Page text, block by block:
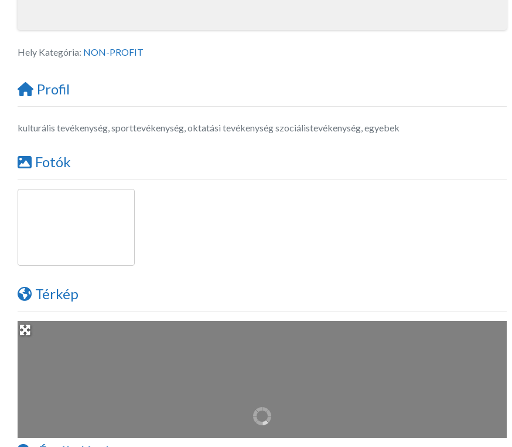
Hely Kategória: NON-PROFIT
Profil
kulturális tevékenység, sporttevékenység, oktatási tevékenység szociálistevékenység, egyebek
Fotók
Térkép